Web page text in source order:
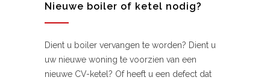
Nieuwe boiler of ketel nodig?
Dient u boiler vervangen te worden? Dient u
uw nieuwe woning te voorzien van een
nieuwe CV-ketel? Of heeft u een defect dat